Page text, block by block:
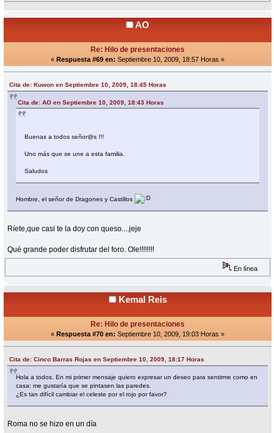
AO
Re: Hilo de presentaciones
« Respuesta #69 en: Septiembre 10, 2009, 18:57 Horas »
Cita de: Kuwon en Septiembre 10, 2009, 18:45 Horas
Cita de: AO en Septiembre 10, 2009, 18:43 Horas
Buenas a todos señor@s !!!
Uno más que se une a esta familia.
Saludos
Hombre, el señor de Dragones y Castillos
Ríete,que casi te la doy con queso....jeje
Qué grande poder disfrutar del foro. Ole!!!!!!!!
En línea
Kemal Reis
Re: Hilo de presentaciones
« Respuesta #70 en: Septiembre 10, 2009, 19:03 Horas »
Cita de: Cinco Barras Rojas en Septiembre 10, 2009, 18:17 Horas
Hola a todos. En mi primer mensaje quiero expresar un deseo para sentirme como en
casa: me gustaría que se pintasen las paredes.
¿Es tan difícil cambiar el celeste por el rojo por favor?
Roma no se hizo en un día